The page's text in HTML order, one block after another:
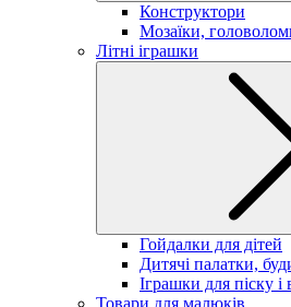
Конструктори
Мозаїки,
Літні іграшки
Гойдалки для дітей
Дитячі палатки,
Іграшки для піску і
Товари для малюків